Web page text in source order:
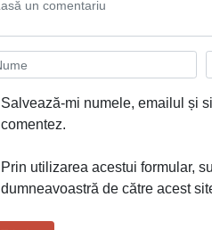
Salvează-mi numele, emailul și
comentez.
Prin utilizarea acestui formular,
dumneavoastră de către acest